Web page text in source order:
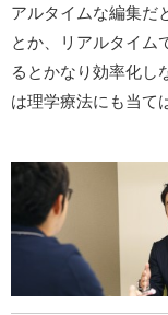
アルタイムな編集だ
とか、リアルタイム
るとかなり効率化し
は理学療法にも当て